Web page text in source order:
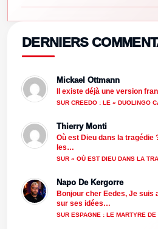
DERNIERS
Mickael Ottmann
Il existe déjà une version
SUR CREEDO : LE « DUOLINGO
Thierry Monti
Où est Dieu dans la tragédie
les…
SUR « OÙ EST DIEU DANS LA
Napo De Kergorre
Bonjour cher Eedes, Je suis
sur ses idées…
SUR ESPAGNE : LE MARTYRE DE